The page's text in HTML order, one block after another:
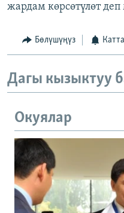
жардам көрсөтүлөт
Бөлүшүңүз
Дагы кызыктуу
Окуялар